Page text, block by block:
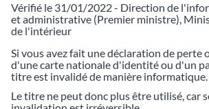
Vérifié le 31/01/2022 - Direction de
et administrative (Premier ministre),
de l'intérieur
Si vous avez fait une déclaration de perte
d'une carte nationale d'identité ou d'un
titre est invalidé de manière informatique.
Le titre ne peut donc plus être utilisé, car